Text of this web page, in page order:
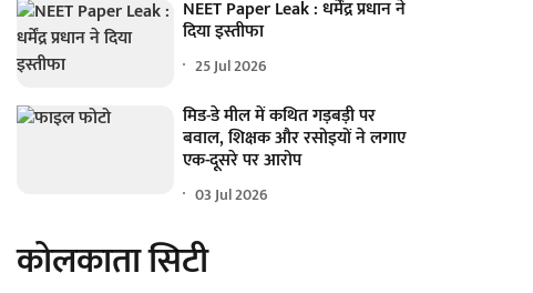
NEET Paper Leak : धर्मेंद्र प्रधान ने
दिया इस्तीफा
25 Jul 2026
मिड-डे मील में कथित गड़बड़ी पर
बवाल, शिक्षक और रसोइयों ने लगाए
एक-दूसरे पर आरोप
03 Jul 2026
कोलकाता सिटी